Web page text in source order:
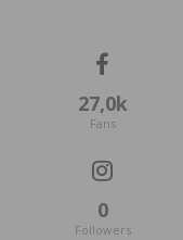
27,0k
Fans
0
Followers